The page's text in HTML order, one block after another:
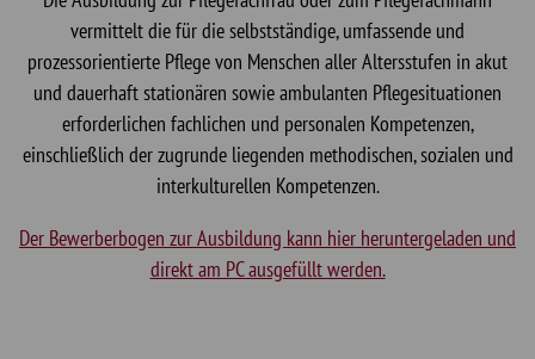
vermittelt die für die selbstständige, umfassende und
prozessorientierte Pflege von Menschen aller Altersstufen in akut
und dauerhaft stationären sowie ambulanten Pflegesituationen
erforderlichen fachlichen und personalen Kompetenzen,
einschließlich der zugrunde liegenden methodischen, sozialen und
interkulturellen Kompetenzen.
Der Bewerberbogen zur Ausbildung kann hier heruntergeladen und
direkt am PC ausgefüllt werden.